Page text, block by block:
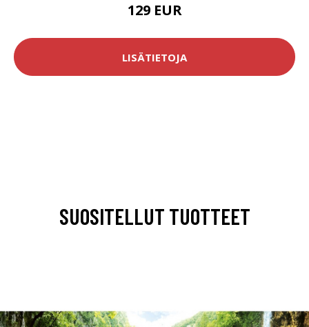
129 EUR
LISÄTIETOJA
SUOSITELLUT TUOTTEET